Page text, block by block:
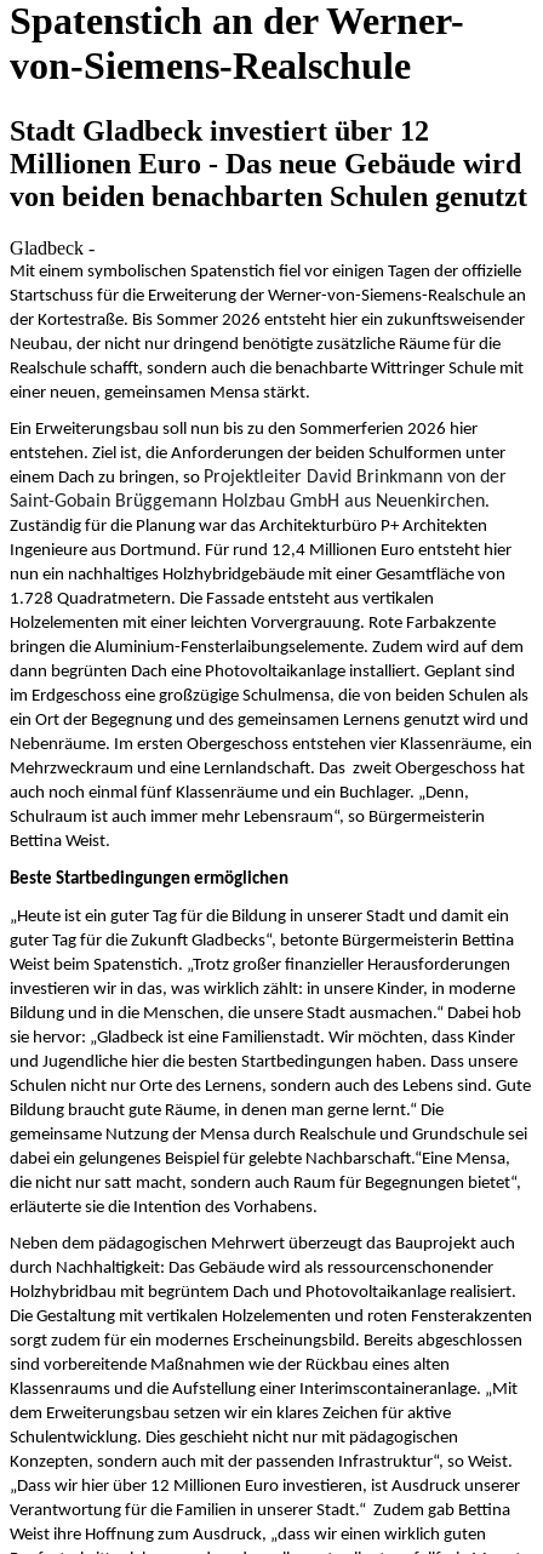
Spatenstich an der Werner-
von-Siemens-Realschule
Stadt Gladbeck investiert über 12
Millionen Euro - Das neue Gebäude wird
von beiden benachbarten Schulen genutzt
Gladbeck -
Mit einem symbolischen Spatenstich fiel vor einigen Tagen der offizielle
Startschuss für die Erweiterung der Werner-von-Siemens-Realschule an
der Kortestraße. Bis Sommer 2026 entsteht hier ein zukunftsweisender
Neubau, der nicht nur dringend benötigte zusätzliche Räume für die
Realschule schafft, sondern auch die benachbarte Wittringer Schule mit
einer neuen, gemeinsamen Mensa stärkt.
Ein Erweiterungsbau soll nun bis zu den Sommerferien 2026 hier
entstehen. Ziel ist, die Anforderungen der beiden Schulformen unter
einem Dach zu bringen, so Projektleiter David Brinkmann von der
Saint-Gobain Brüggemann Holzbau GmbH aus Neuenkirchen.
Zuständig für die Planung war das Architekturbüro P+ Architekten
Ingenieure aus Dortmund. Für rund 12,4 Millionen Euro entsteht hier
nun ein nachhaltiges Holzhybridgebäude mit einer Gesamtfläche von
1.728 Quadratmetern. Die Fassade entsteht aus vertikalen
Holzelementen mit einer leichten Vorvergrauung. Rote Farbakzente
bringen die Aluminium-Fensterlaibungselemente. Zudem wird auf dem
dann begrünten Dach eine Photovoltaikanlage installiert. Geplant sind
im Erdgeschoss eine großzügige Schulmensa, die von beiden Schulen als
ein Ort der Begegnung und des gemeinsamen Lernens genutzt wird und
Nebenräume. Im ersten Obergeschoss entstehen vier Klassenräume, ein
Mehrzweckraum und eine Lernlandschaft. Das zweit Obergeschoss hat
auch noch einmal fünf Klassenräume und ein Buchlager. „Denn,
Schulraum ist auch immer mehr Lebensraum“, so Bürgermeisterin
Bettina Weist.
Beste Startbedingungen ermöglichen
„Heute ist ein guter Tag für die Bildung in unserer Stadt und damit ein
guter Tag für die Zukunft Gladbecks“, betonte Bürgermeisterin Bettina
Weist beim Spatenstich. „Trotz großer finanzieller Herausforderungen
investieren wir in das, was wirklich zählt: in unsere Kinder, in moderne
Bildung und in die Menschen, die unsere Stadt ausmachen.“ Dabei hob
sie hervor: „Gladbeck ist eine Familienstadt. Wir möchten, dass Kinder
und Jugendliche hier die besten Startbedingungen haben. Dass unsere
Schulen nicht nur Orte des Lernens, sondern auch des Lebens sind. Gute
Bildung braucht gute Räume, in denen man gerne lernt.“ Die
gemeinsame Nutzung der Mensa durch Realschule und Grundschule sei
dabei ein gelungenes Beispiel für gelebte Nachbarschaft.“Eine Mensa,
die nicht nur satt macht, sondern auch Raum für Begegnungen bietet“,
erläuterte sie die Intention des Vorhabens.
Neben dem pädagogischen Mehrwert überzeugt das Bauprojekt auch
durch Nachhaltigkeit: Das Gebäude wird als ressourcenschonender
Holzhybridbau mit begrüntem Dach und Photovoltaikanlage realisiert.
Die Gestaltung mit vertikalen Holzelementen und roten Fensterakzenten
sorgt zudem für ein modernes Erscheinungsbild. Bereits abgeschlossen
sind vorbereitende Maßnahmen wie der Rückbau eines alten
Klassenraums und die Aufstellung einer Interimscontaineranlage. „Mit
dem Erweiterungsbau setzen wir ein klares Zeichen für aktive
Schulentwicklung. Dies geschieht nicht nur mit pädagogischen
Konzepten, sondern auch mit der passenden Infrastruktur“, so Weist.
„Dass wir hier über 12 Millionen Euro investieren, ist Ausdruck unserer
Verantwortung für die Familien in unserer Stadt.“ Zudem gab Bettina
Weist ihre Hoffnung zum Ausdruck, „dass wir einen wirklich guten